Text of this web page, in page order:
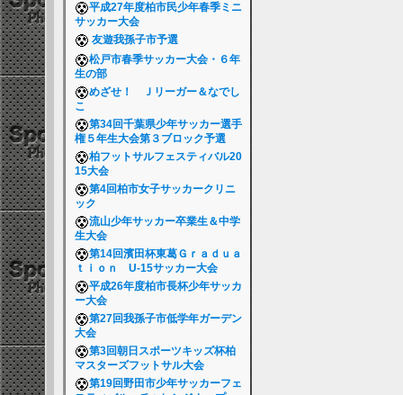
平成27年度柏市民少年春季ミニ
サッカー大会
友遊我孫子市予選
松戸市春季サッカー大会・６年
生の部
めざせ！ Ｊリーガー＆なでし
こ
第34回千葉県少年サッカー選手
権５年生大会第３ブロック予選
柏フットサルフェスティバル20
15大会
第4回柏市女子サッカークリニ
ック
流山少年サッカー卒業生＆中学
生大会
第14回濱田杯東葛Ｇｒａｄｕａ
ｔｉｏｎ U-15サッカー大会
平成26年度柏市長杯少年サッカ
ー大会
第27回我孫子市低学年ガーデン
大会
第3回朝日スポーツキッズ杯柏
マスターズフットサル大会
第19回野田市少年サッカーフェ